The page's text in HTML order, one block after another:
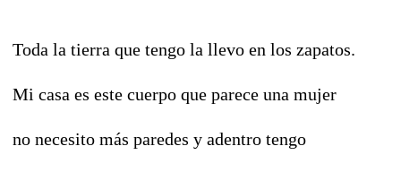
Toda la tierra que tengo la llevo en los zapatos.
Mi casa es este cuerpo que parece una mujer
no necesito más paredes y adentro tengo